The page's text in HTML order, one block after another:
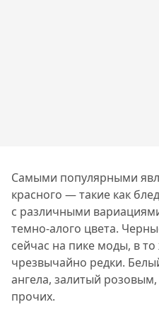
Самыми популярными
красного — такие как
с различными
темно-алого цвета.
сейчас на пике моды, в
чрезвычайно редки.
ангела, залитый
прочих.